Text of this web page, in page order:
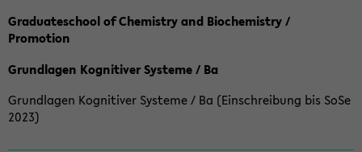
Graduateschool of Chemistry and Biochemistry /
Promotion
Grundlagen Kognitiver Systeme / Ba
Grundlagen Kognitiver Systeme / Ba (Einschreibung bis SoSe
2023)